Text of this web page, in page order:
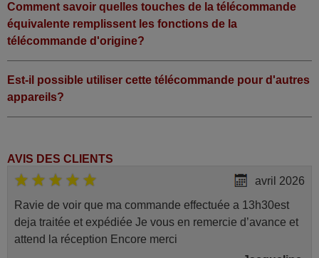
Comment savoir quelles touches de la télécommande
équivalente remplissent les fonctions de la
télécommande d'origine?
Est-il possible utiliser cette télécommande pour d'autres
appareils?
AVIS DES CLIENTS
avril 2026
Ravie de voir que ma commande effectuée a 13h30est
deja traitée et expédiée Je vous en remercie d’avance et
attend la réception Encore merci